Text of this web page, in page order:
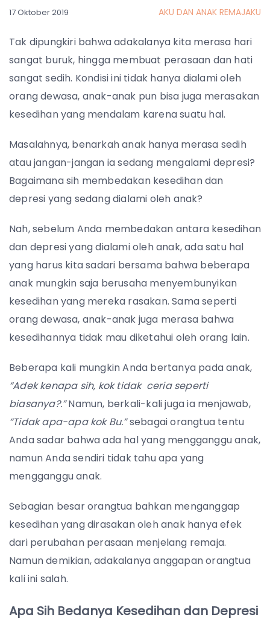
17 Oktober 2019 AKU DAN ANAK REMAJAKU
Tak dipungkiri bahwa adakalanya kita merasa hari
sangat buruk, hingga membuat perasaan dan hati
sangat sedih. Kondisi ini tidak hanya dialami oleh
orang dewasa, anak-anak pun bisa juga merasakan
kesedihan yang mendalam karena suatu hal.
Masalahnya, benarkah anak hanya merasa sedih
atau jangan-jangan ia sedang mengalami depresi?
Bagaimana sih membedakan kesedihan dan
depresi yang sedang dialami oleh anak?
Nah, sebelum Anda membedakan antara kesedihan
dan depresi yang dialami oleh anak, ada satu hal
yang harus kita sadari bersama bahwa beberapa
anak mungkin saja berusaha menyembunyikan
kesedihan yang mereka rasakan. Sama seperti
orang dewasa, anak-anak juga merasa bahwa
kesedihannya tidak mau diketahui oleh orang lain.
Beberapa kali mungkin Anda bertanya pada anak,
“Adek kenapa sih, kok tidak ceria seperti
biasanya?.”Namun, berkali-kali juga ia menjawab,
“Tidak apa-apa kok Bu.”sebagai orangtua tentu
Anda sadar bahwa ada hal yang mengganggu anak,
namun Anda sendiri tidak tahu apa yang
mengganggu anak.
Sebagian besar orangtua bahkan menganggap
kesedihan yang dirasakan oleh anak hanya efek
dari perubahan perasaan menjelang remaja.
Namun demikian, adakalanya anggapan orangtua
kali ini salah.
Apa Sih Bedanya Kesedihan dan Depresi